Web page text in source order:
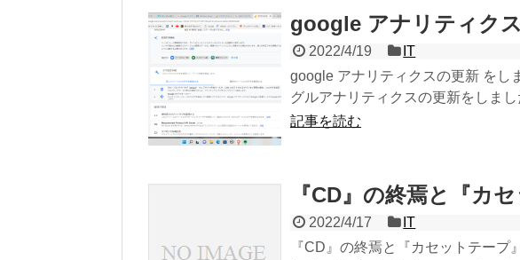
google アナリティク
2022/4/19
IT
google アナリティクスの更新 をし
グルアナリティクスの更新をしま
記事を読む
『CD』の終焉と『カ
2022/4/17
IT
『CD』の終焉と『カセットテー